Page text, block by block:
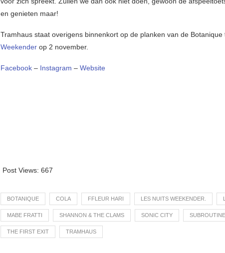
en genieten maar!
Tramhaus staat overigens binnenkort op de planken van de Botanique
Weekender op 2 november.
Facebook – Instagram – Website
Post Views: 667
BOTANIQUE COLA FFLEUR HARI LES NUITS WEEKENDER.
MABE FRATTI SHANNON & THE CLAMS SONIC CITY
THE FIRST EXIT TRAMHAUS